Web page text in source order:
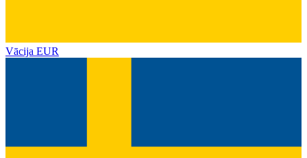
Vācija EUR